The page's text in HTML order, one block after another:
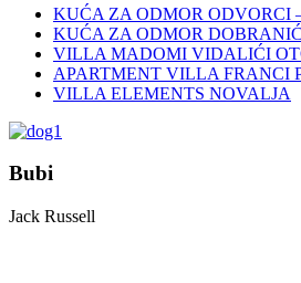
KUĆA ZA ODMOR ODVORCI
KUĆA ZA ODMOR DOBRANIĆ
VILLA MADOMI VIDALIĆI
APARTMENT VILLA FRANCI
VILLA ELEMENTS NOVALJA
Bubi
Jack Russell